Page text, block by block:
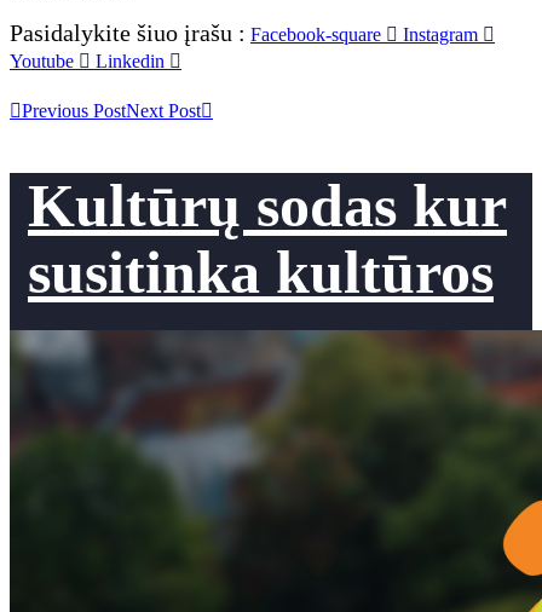
Pasidalykite šiuo įrašu : Facebook-square
Instagram
Youtube
Linkedin
Previous PostNext Post
Kultūrų sodas kur
susitinka kultūros